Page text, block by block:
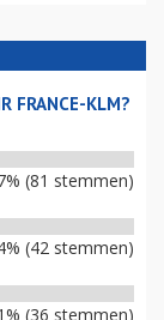
FRANCE-KLM?
(81 stemmen)
(42 stemmen)
(36 stemmen)